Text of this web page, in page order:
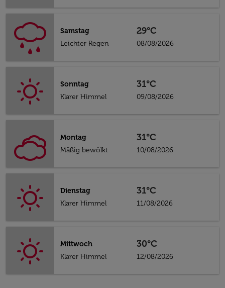
Samstag
Leichter Regen
29°C
08/08/2026
Sonntag
Klarer Himmel
31°C
09/08/2026
Montag
Mäßig bewölkt
31°C
10/08/2026
Dienstag
Klarer Himmel
31°C
11/08/2026
Mittwoch
Klarer Himmel
30°C
12/08/2026